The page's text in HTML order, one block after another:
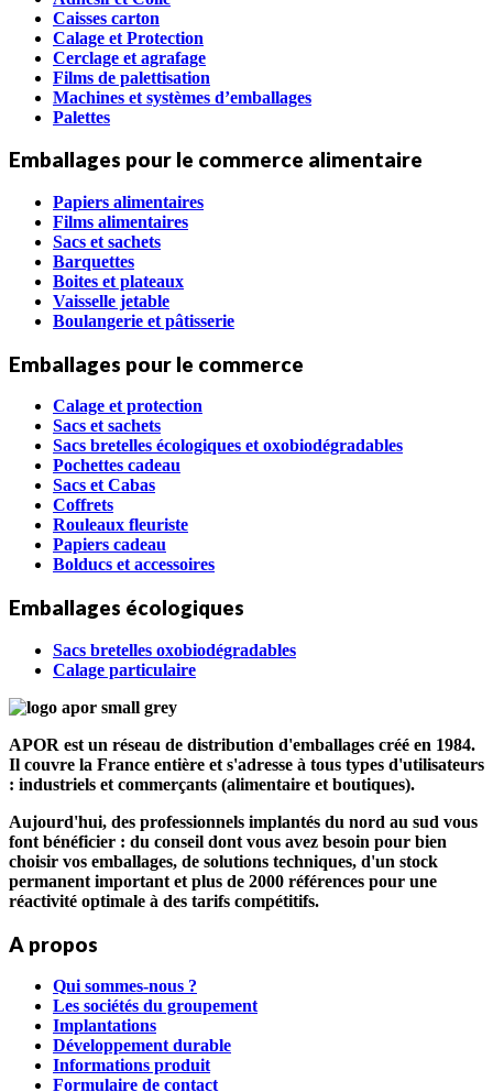
Caisses carton
Calage et Protection
Cerclage et agrafage
Films de palettisation
Machines et systèmes d’emballages
Palettes
Emballages pour le commerce alimentaire
Papiers alimentaires
Films alimentaires
Sacs et sachets
Barquettes
Boites et plateaux
Vaisselle jetable
Boulangerie et pâtisserie
Emballages pour le commerce
Calage et protection
Sacs et sachets
Sacs bretelles écologiques et oxobiodégradables
Pochettes cadeau
Sacs et Cabas
Coffrets
Rouleaux fleuriste
Papiers cadeau
Bolducs et accessoires
Emballages écologiques
Sacs bretelles oxobiodégradables
Calage particulaire
APOR est un réseau de distribution d'emballages créé en 1984.
Il couvre la France entière et s'adresse à tous types d'utilisateurs
: industriels et commerçants (alimentaire et boutiques).
Aujourd'hui, des professionnels implantés du nord au sud vous
font bénéficier : du conseil dont vous avez besoin pour bien
choisir vos emballages, de solutions techniques, d'un stock
permanent important et plus de 2000 références pour une
réactivité optimale à des tarifs compétitifs.
A propos
Qui sommes-nous ?
Les sociétés du groupement
Implantations
Développement durable
Informations produit
Formulaire de contact